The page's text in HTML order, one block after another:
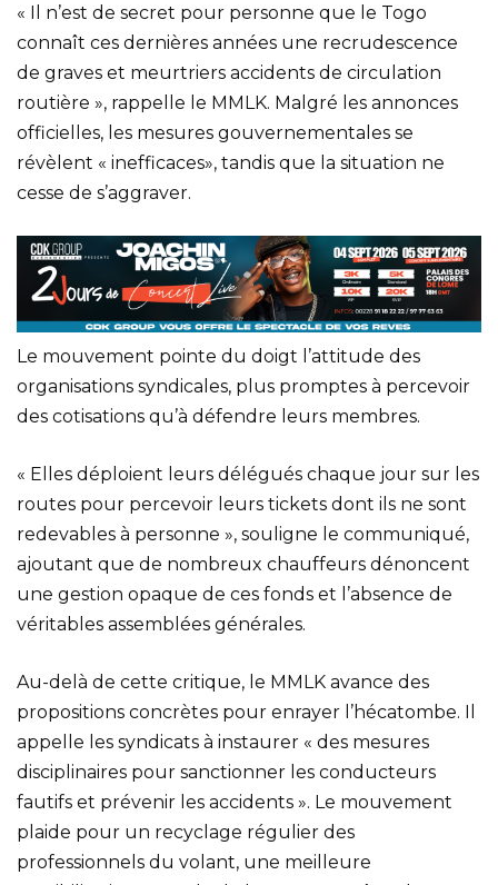
« Il n’est de secret pour personne que le Togo
connaît ces dernières années une recrudescence
de graves et meurtriers accidents de circulation
routière », rappelle le MMLK. Malgré les annonces
officielles, les mesures gouvernementales se
révèlent « inefficaces», tandis que la situation ne
cesse de s’aggraver.
Le mouvement pointe du doigt l’attitude des
organisations syndicales, plus promptes à percevoir
des cotisations qu’à défendre leurs membres.
« Elles déploient leurs délégués chaque jour sur les
routes pour percevoir leurs tickets dont ils ne sont
redevables à personne », souligne le communiqué,
ajoutant que de nombreux chauffeurs dénoncent
une gestion opaque de ces fonds et l’absence de
véritables assemblées générales.
Au-delà de cette critique, le MMLK avance des
propositions concrètes pour enrayer l’hécatombe. Il
appelle les syndicats à instaurer « des mesures
disciplinaires pour sanctionner les conducteurs
fautifs et prévenir les accidents ». Le mouvement
plaide pour un recyclage régulier des
professionnels du volant, une meilleure